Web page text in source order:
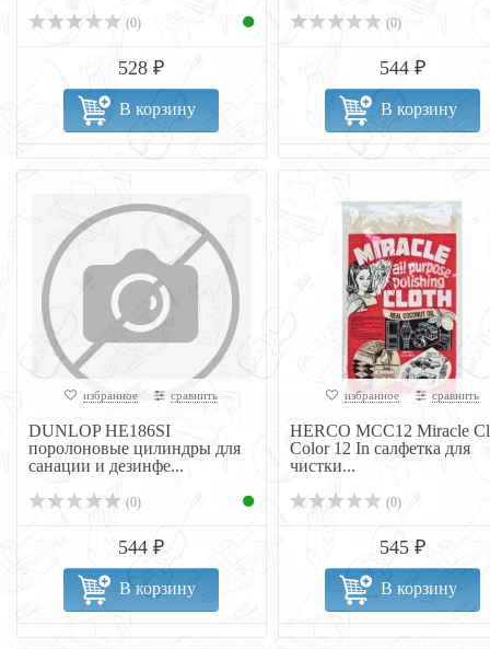
(0)
528 ₽
В корзину
(0)
544 ₽
В корзину
избранное сравнить
DUNLOP НЕ186SI
поролоновые цилиндры для
санации и дезинфе...
(0)
544 ₽
В корзину
избранное сравнить
HERCO MCC12 Miracle
Color 12 In салфетка для
чистки...
(0)
545 ₽
В корзину